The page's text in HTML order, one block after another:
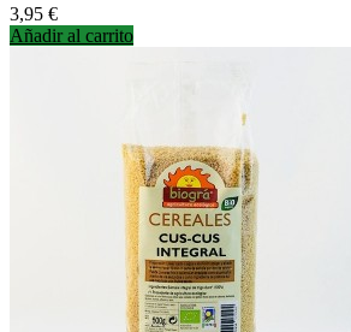
Precio
3,95 €
Añadir al carrito